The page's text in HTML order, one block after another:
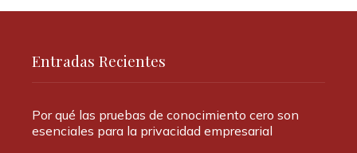
Entradas Recientes
Por qué las pruebas de conocimiento cero son
esenciales para la privacidad empresarial